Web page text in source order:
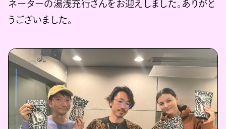
ネーターの湯浅充行さんをお迎えしました。ありがと
うございました。